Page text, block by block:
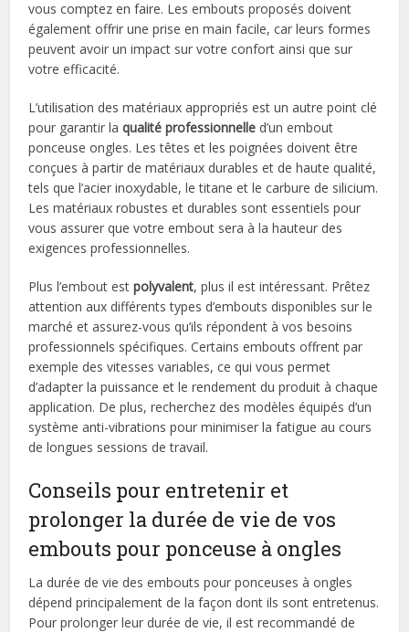
vous comptez en faire. Les embouts proposés doivent
également offrir une prise en main facile, car leurs formes
peuvent avoir un impact sur votre confort ainsi que sur
votre efficacité.
L’utilisation des matériaux appropriés est un autre point clé
pour garantir laqualité professionnelle d’un embout
ponceuse ongles. Les têtes et les poignées doivent être
conçues à partir de matériaux durables et de haute qualité,
tels que l’acier inoxydable, le titane et le carbure de silicium.
Les matériaux robustes et durables sont essentiels pour
vous assurer que votre embout sera à la hauteur des
exigences professionnelles.
Plus l’embout estpolyvalent, plus il est intéressant. Prêtez
attention aux différents types d’embouts disponibles sur le
marché et assurez-vous qu’ils répondent à vos besoins
professionnels spécifiques. Certains embouts offrent par
exemple des vitesses variables, ce qui vous permet
d’adapter la puissance et le rendement du produit à chaque
application. De plus, recherchez des modèles équipés d’un
système anti-vibrations pour minimiser la fatigue au cours
de longues sessions de travail.
Conseils pour entretenir et
prolonger la durée de vie de vos
embouts pour ponceuse à ongles
La durée de vie des embouts pour ponceuses à ongles
dépend principalement de la façon dont ils sont entretenus.
Pour prolonger leur durée de vie, il est recommandé de